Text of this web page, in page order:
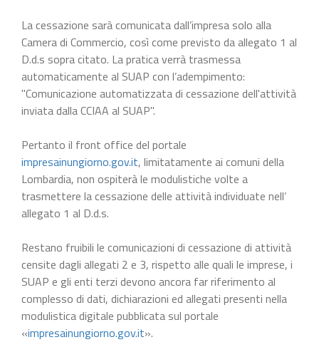
La cessazione sarà comunicata dall’impresa solo alla
Camera di Commercio, così come previsto da allegato 1 al
D.d.s sopra citato. La pratica verrà trasmessa
automaticamente al SUAP con l’adempimento:
"Comunicazione automatizzata di cessazione dell'attività
inviata dalla CCIAA al SUAP".
Pertanto il front office del portale
impresainungiorno.gov.it, limitatamente ai comuni della
Lombardia, non ospiterà le modulistiche volte a
trasmettere la cessazione delle attività individuate nell’
allegato 1 al D.d.s.
Restano fruibili le comunicazioni di cessazione di attività
censite dagli allegati 2 e 3, rispetto alle quali le imprese, i
SUAP e gli enti terzi devono ancora far riferimento al
complesso di dati, dichiarazioni ed allegati presenti nella
modulistica digitale pubblicata sul portale
«impresainungiorno.gov.it».